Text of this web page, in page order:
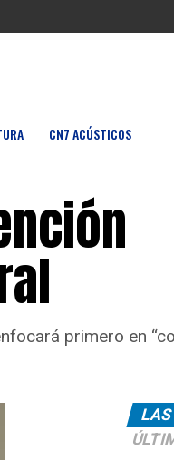
CN7 ACÚSTICOS
primero en
LAS